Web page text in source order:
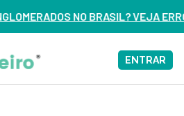
VEJA ERROS DE 3 DELES – ASSISTA
ENTRAR